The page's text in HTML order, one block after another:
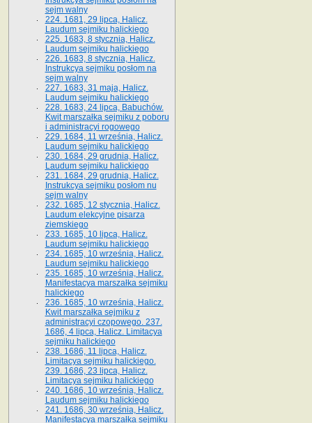
sejm walny
224. 1681, 29 lipca, Halicz.
Laudum sejmiku halickiego
225. 1683, 8 stycznia, Halicz.
Laudum sejmiku halickiego
226. 1683, 8 stycznia, Halicz.
Instrukcya sejmiku posłom na
sejm walny
227. 1683, 31 maja, Halicz.
Laudum sejmiku halickiego
228. 1683, 24 lipca, Babuchów.
Kwit marszałka sejmiku z poboru
i administracyi rogowego
229. 1684, 11 września, Halicz.
Laudum sejmiku halickiego
230. 1684, 29 grudnia, Halicz.
Laudum sejmiku halickiego
231. 1684, 29 grudnia, Halicz.
Instrukcya sejmiku posłom nu
sejm walny
232. 1685, 12 stycznia, Halicz.
Laudum elekcyjne pisarza
ziemskiego
233. 1685, 10 lipca, Halicz.
Laudum sejmiku halickiego
234. 1685, 10 września, Halicz.
Laudum sejmiku halickiego
235. 1685, 10 września, Halicz.
Manifestacya marszałka sejmiku
halickiego
236. 1685, 10 września, Halicz.
Kwit marszałka sejmiku z
administracyi czopowego. 237.
1686, 4 lipca, Halicz. Limitacya
sejmiku halickiego
238. 1686, 11 lipca, Halicz.
Limitacya sejmiku halickiego.
239. 1686, 23 lipca, Halicz.
Limitacya sejmiku halickiego
240. 1686, 10 września, Halicz.
Laudum sejmiku halickiego
241. 1686, 30 września, Halicz.
Manifestacya marszałka sejmiku